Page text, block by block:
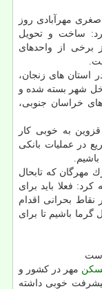
مهرآبادی روز
كرد: ساخت و تحویل
برخی از واحدهای
استان های زنجان،
شهر بسته شده و
استان های خراسان جنوبی،
به خوبی كار
در عملیات بانكی
مهرگان كه تابحال
فعلا باید برای
بحرانی اقدام
گرما باشیم تا برای
مهر در كشور و
خوبی داشته